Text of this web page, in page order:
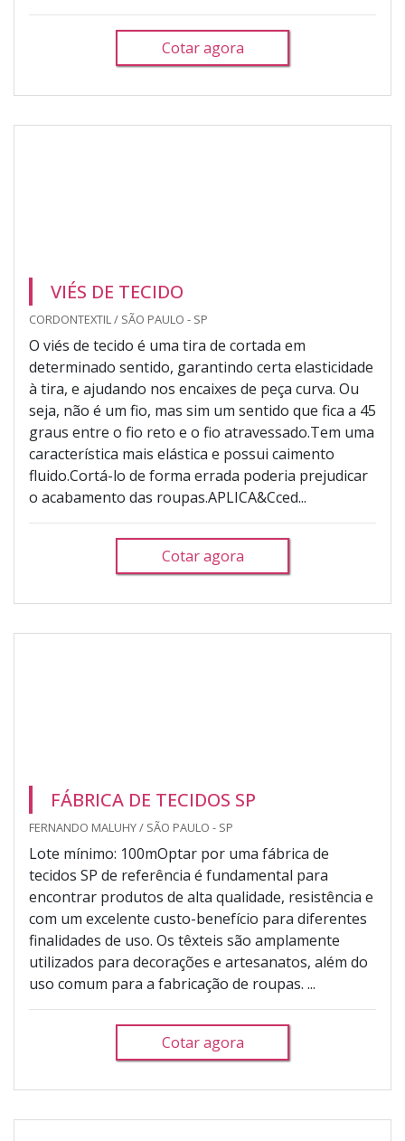
Cotar agora
VIÉS DE TECIDO
CORDONTEXTIL / SÃO PAULO - SP
O viés de tecido é uma tira de cortada em
determinado sentido, garantindo certa elasticidade
à tira, e ajudando nos encaixes de peça curva. Ou
seja, não é um fio, mas sim um sentido que fica a 45
graus entre o fio reto e o fio atravessado.Tem uma
característica mais elástica e possui caimento
fluido.Cortá-lo de forma errada poderia prejudicar
o acabamento das roupas.APLICA&Cced...
Cotar agora
FÁBRICA DE TECIDOS SP
FERNANDO MALUHY / SÃO PAULO - SP
Lote mínimo: 100mOptar por uma fábrica de
tecidos SP de referência é fundamental para
encontrar produtos de alta qualidade, resistência e
com um excelente custo-benefício para diferentes
finalidades de uso. Os têxteis são amplamente
utilizados para decorações e artesanatos, além do
uso comum para a fabricação de roupas. ...
Cotar agora